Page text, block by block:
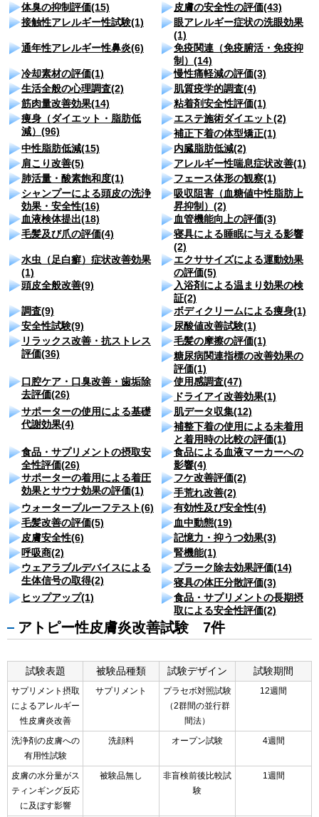
体臭の抑制評価(15)
皮膚の安全性の評価(43)
接触性アレルギー性試験(1)
眼アレルギー症状の洗眼効果
(1)
通年性アレルギー性鼻炎(6)
免疫関連（免疫腑活・免疫抑
制）(14)
冷却素材の評価(1)
慢性痛軽減の評価(3)
生活全般の心理調査(2)
肌質疫学的調査(4)
筋肉量改善効果(14)
粘着剤安全性評価(1)
痩身（ダイエット・脂肪低
減）(96)
エステ施術ダイエット(2)
補正下着の体型矯正(1)
中性脂肪低減(15)
内臓脂肪低減(2)
肩こり改善(5)
アレルギー性喘息症状改善(1)
肺活量・酸素飽和度(1)
フェース体形の観察(1)
シャンプーによる頭皮の洗浄
効果・安全性(16)
吸収阻害（血糖値中性脂肪上
昇抑制）(2)
血液検体提出(18)
血管機能向上の評価(3)
毛髪及び爪の評価(4)
寝具による睡眠に与える影響
(2)
水虫（足白癬）症状改善効果
(1)
エクササイズによる運動効果
の評価(5)
頭皮全般改善(9)
入浴剤による温まり効果の検
証(2)
調査(9)
ボディクリームによる痩身(1)
安全性試験(9)
尿酸値改善試験(1)
リラックス改善・抗ストレス
評価(36)
毛髪の摩擦の評価(1)
糖尿病関連指標の改善効果の
評価(1)
口腔ケア・口臭改善・歯垢除
去評価(26)
使用感調査(47)
ドライアイ改善効果(1)
サポーターの使用による基礎
代謝効果(4)
肌データ収集(12)
補整下着の使用による未着用
と着用時の比較の評価(1)
食品・サプリメントの摂取安
全性評価(26)
食品による血液マーカーへの
影響(4)
サポーターの着用による着圧
効果とサウナ効果の評価(1)
フケ改善評価(2)
手荒れ改善(2)
ウォータープルーフテスト(6)
有効性及び安全性(4)
毛髪改善の評価(5)
血中動態(19)
皮膚安全性(6)
記憶力・抑うつ効果(3)
呼吸商(2)
腎機能(1)
ウェアラブルデバイスによる
生体信号の取得(2)
プラーク除去効果評価(14)
寝具の体圧分散評価(3)
ヒップアップ(1)
食品・サプリメントの長期摂
取による安全性評価(2)
アトピー性皮膚炎改善試験 7件
試験表題 被験品種類 試験デザイン 試験期間
サプリメント摂取
によるアレルギー
性皮膚炎改善
サプリメント
プラセボ対照試験
（2群間の並行群
間法）
12週間
洗浄剤の皮膚への
有用性試験
洗顔料 オープン試験 4週間
皮膚の水分量がス
ティンギング反応
に及ぼす影響
被験品無し
非盲検前後比較試
験
1週間